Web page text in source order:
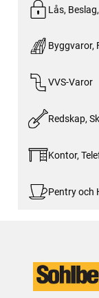
Lås,
Byggvaror,
VVS-Varor
Redskap,
Kontor,
Pentry och